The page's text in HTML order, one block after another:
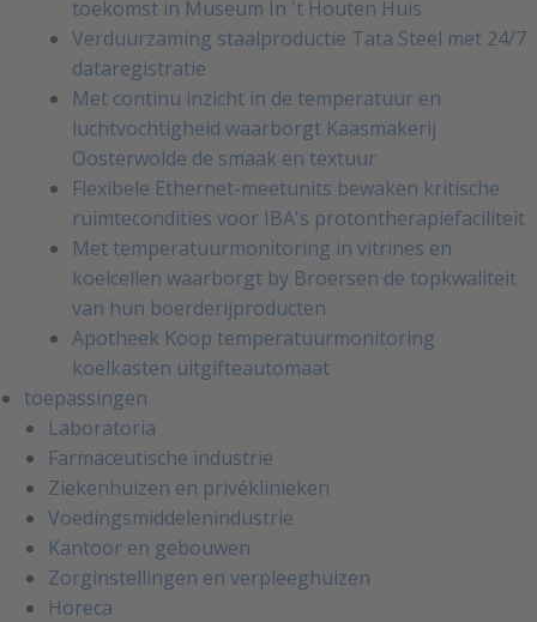
toekomst in Museum In 't Houten Huis
Verduurzaming staalproductie Tata Steel met 24/7
dataregistratie
Met continu inzicht in de temperatuur en
luchtvochtigheid waarborgt Kaasmakerij
Oosterwolde de smaak en textuur
Flexibele Ethernet-meetunits bewaken kritische
ruimtecondities voor IBA's protontherapiefaciliteit
Met temperatuurmonitoring in vitrines en
koelcellen waarborgt by Broersen de topkwaliteit
van hun boerderijproducten
Apotheek Koop temperatuurmonitoring
koelkasten uitgifteautomaat
toepassingen
Laboratoria
Farmaceutische industrie
Ziekenhuizen en privéklinieken
Voedingsmiddelenindustrie
Kantoor en gebouwen
Zorginstellingen en verpleeghuizen
Horeca